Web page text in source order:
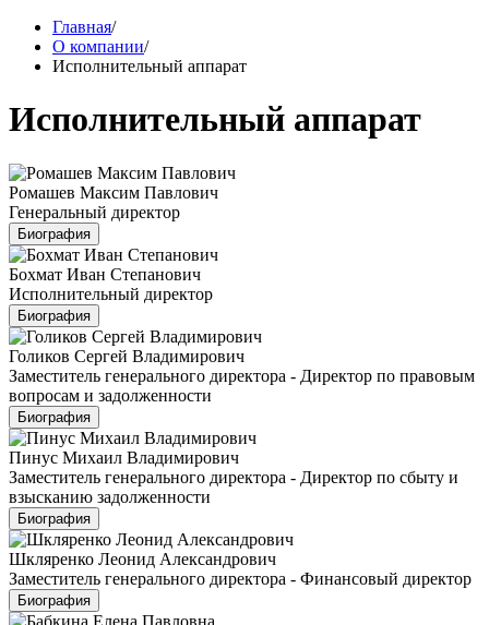
Главная/
О компании/
Исполнительный аппарат
Исполнительный аппарат
Ромашев Максим Павлович
Генеральный директор
Биография
Бохмат Иван Степанович
Исполнительный директор
Биография
Голиков Сергей Владимирович
Заместитель генерального директора - Директор по правовым
вопросам и задолженности
Биография
Пинус Михаил Владимирович
Заместитель генерального директора - Директор по сбыту и
взысканию задолженности
Биография
Шкляренко Леонид Александрович
Заместитель генерального директора - Финансовый директор
Биография